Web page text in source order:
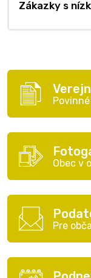
Zákazky s
Obec v
Pre